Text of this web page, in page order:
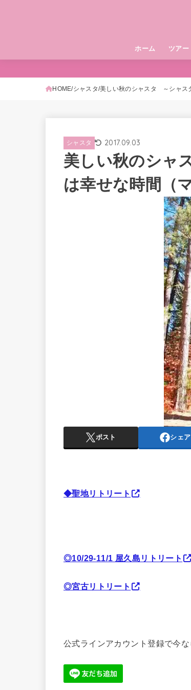
ホーム ツアー
HOME シャスタ 美しい秋のシャスタ ～シャス
シャスタ 2017.09.03
美しい秋のシャ
は幸せな時間（
ポスト シェア
◆聖地リトリート
◎10/29-11/1 屋久島リトリート
◎宮古リトリート
公式ラインアカウント登録で今